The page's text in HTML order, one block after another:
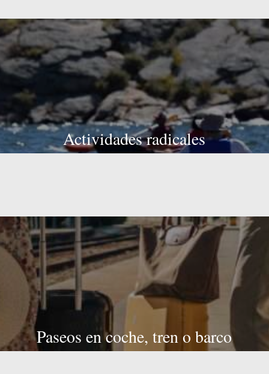
Actividades radicales
Paseos en coche, tren o barco